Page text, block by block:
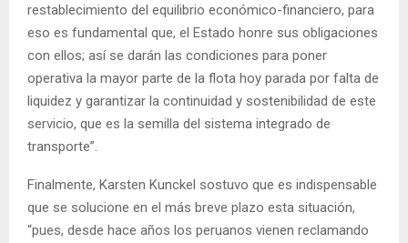
restablecimiento del equilibrio económico-financiero, para
eso es fundamental que, el Estado honre sus obligaciones
con ellos; así se darán las condiciones para poner
operativa la mayor parte de la flota hoy parada por falta de
liquidez y garantizar la continuidad y sostenibilidad de este
servicio, que es la semilla del sistema integrado de
transporte”.
Finalmente, Karsten Kunckel sostuvo que es indispensable
que se solucione en el más breve plazo esta situación,
“pues, desde hace años los peruanos vienen reclamando